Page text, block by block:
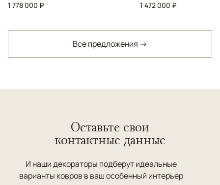
1 778 000 ₽
1 472 000 ₽
Все предложения →
Оставьте свои
контактные данные
И наши декораторы подберут идеальные
варианты ковров в ваш особенный интерьер